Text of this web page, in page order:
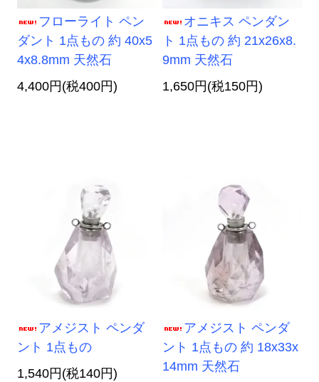
フローライト ペン
ダント 1点もの 約 40x5
4x8.8mm 天然石
4,400円(税400円)
オニキス ペンダン
ト 1点もの 約 21x26x8.
9mm 天然石
1,650円(税150円)
アメジスト ペンダ
ント 1点もの
1,540円(税140円)
アメジスト ペンダ
ント 1点もの 約 18x33x
14mm 天然石